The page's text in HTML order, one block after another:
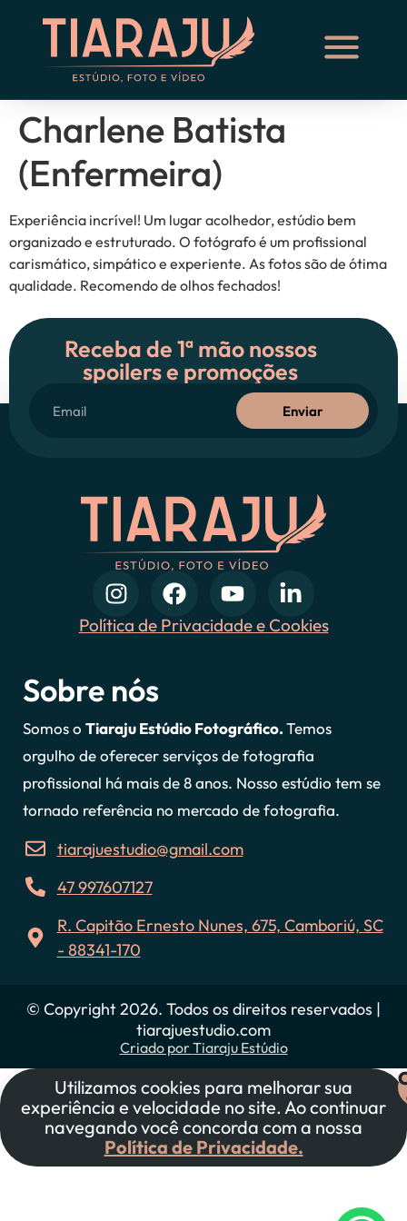
Charlene Batista
(Enfermeira)
Experiência incrível! Um lugar acolhedor, estúdio bem
organizado e estruturado. O fotógrafo é um profissional
carismático, simpático e experiente. As fotos são de ótima
qualidade. Recomendo de olhos fechados!
Receba de 1ª mão nossos
spoilers e promoções
Enviar
Política de Privacidade e Cookies
Sobre nós
Somos o Tiaraju Estúdio Fotográfico.Temos
orgulho de oferecer serviços de fotografia
profissional há mais de 8 anos. Nosso estúdio tem se
tornado referência no mercado de fotografia.
tiarajuestudio@gmail.com
47 997607127
R. Capitão Ernesto Nunes, 675, Camboriú, SC
- 88341-170
© Copyright 2026. Todos os direitos reservados |
tiarajuestudio.com
Criado porTiaraju Estúdio
Utilizamos cookies para melhorar sua
experiência e velocidade no site. Ao continuar
navegando você concorda com a nossa
Política de Privacidade.